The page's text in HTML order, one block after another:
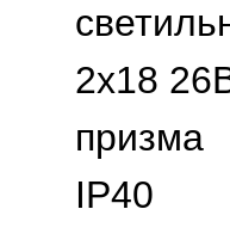
2х18
призма
IP40